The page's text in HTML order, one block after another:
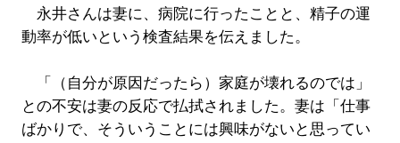
永井さんは妻に、病院に行ったことと、精子の運
動率が低いという検査結果を伝えました。
「（自分が原因だったら）家庭が壊れるのでは」
との不安は妻の反応で払拭されました。妻は「仕事
ばかりで、そういうことには興味がないと思ってい